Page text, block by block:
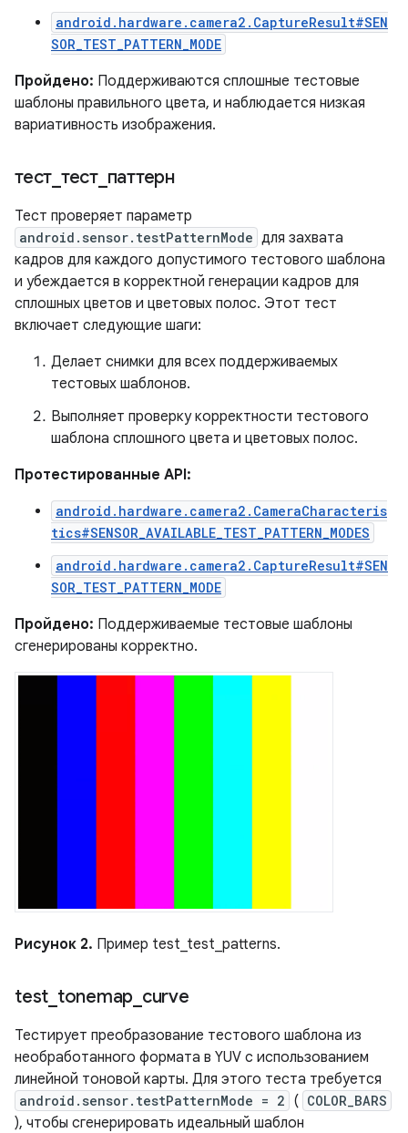
android.hardware.camera2.CaptureResult#SEN
SOR_TEST_PATTERN_MODE
Пройдено: Поддерживаются сплошные тестовые
шаблоны правильного цвета, и наблюдается низкая
вариативность изображения.
тест тест_ паттерн
Тест проверяет параметр
android.sensor.testPatternMode для захвата
кадров для каждого допустимого тестового шаблона
и убеждается в корректной генерации кадров для
сплошных цветов и цветовых полос. Этот тест
включает следующие шаги:
Делает снимки для всех поддерживаемых
тестовых шаблонов.
Выполняет проверку корректности тестового
шаблона сплошного цвета и цветовых полос.
Протестированные API:
android.hardware.camera2.CameraCharacteris
tics#SENSOR_AVAILABLE_TEST_PATTERN_MODES
android.hardware.camera2.CaptureResult#SEN
SOR_TEST_PATTERN_MODE
Пройдено: Поддерживаемые тестовые шаблоны
сгенерированы корректно.
Рисунок 2. Пример test_test_patterns.
test tonemap curve
Тестирует преобразование тестового шаблона из
необработанного формата в YUV с использованием
линейной тоновой карты. Для этого теста требуется
android.sensor.testPatternMode = 2 ( COLOR_BARS
), чтобы сгенерировать идеальный шаблон